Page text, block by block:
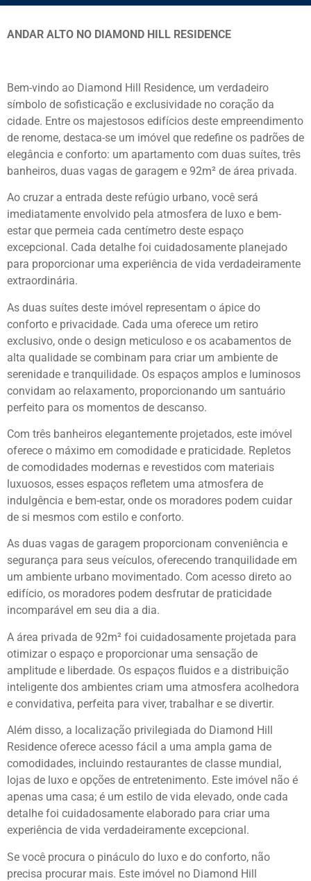
ANDAR ALTO NO DIAMOND HILL RESIDENCE
Bem-vindo ao Diamond Hill Residence, um verdadeiro
símbolo de sofisticação e exclusividade no coração da
cidade. Entre os majestosos edifícios deste empreendimento
de renome, destaca-se um imóvel que redefine os padrões de
elegância e conforto: um apartamento com duas suítes, três
banheiros, duas vagas de garagem e 92m² de área privada.
Ao cruzar a entrada deste refúgio urbano, você será
imediatamente envolvido pela atmosfera de luxo e bem-
estar que permeia cada centímetro deste espaço
excepcional. Cada detalhe foi cuidadosamente planejado
para proporcionar uma experiência de vida verdadeiramente
extraordinária.
As duas suítes deste imóvel representam o ápice do
conforto e privacidade. Cada uma oferece um retiro
exclusivo, onde o design meticuloso e os acabamentos de
alta qualidade se combinam para criar um ambiente de
serenidade e tranquilidade. Os espaços amplos e luminosos
convidam ao relaxamento, proporcionando um santuário
perfeito para os momentos de descanso.
Com três banheiros elegantemente projetados, este imóvel
oferece o máximo em comodidade e praticidade. Repletos
de comodidades modernas e revestidos com materiais
luxuosos, esses espaços refletem uma atmosfera de
indulgência e bem-estar, onde os moradores podem cuidar
de si mesmos com estilo e conforto.
As duas vagas de garagem proporcionam conveniência e
segurança para seus veículos, oferecendo tranquilidade em
um ambiente urbano movimentado. Com acesso direto ao
edifício, os moradores podem desfrutar de praticidade
incomparável em seu dia a dia.
A área privada de 92m² foi cuidadosamente projetada para
otimizar o espaço e proporcionar uma sensação de
amplitude e liberdade. Os espaços fluidos e a distribuição
inteligente dos ambientes criam uma atmosfera acolhedora
e convidativa, perfeita para viver, trabalhar e se divertir.
Além disso, a localização privilegiada do Diamond Hill
Residence oferece acesso fácil a uma ampla gama de
comodidades, incluindo restaurantes de classe mundial,
lojas de luxo e opções de entretenimento. Este imóvel não é
apenas uma casa; é um estilo de vida elevado, onde cada
detalhe foi cuidadosamente elaborado para criar uma
experiência de vida verdadeiramente excepcional.
Se você procura o pináculo do luxo e do conforto, não
precisa procurar mais. Este imóvel no Diamond Hill